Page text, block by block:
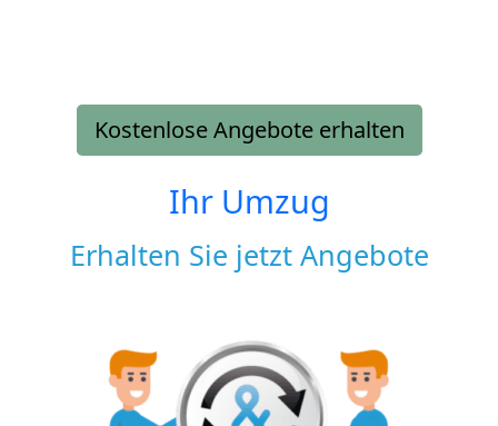
Kostenlose Angebote erhalten
Ihr Umzug
Erhalten Sie jetzt Angebote